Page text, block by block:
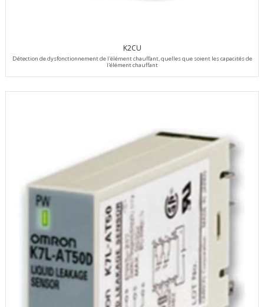
K2CU
Détection de dysfonctionnement de l'élément chauffant, quelles que soient les capacités de
l'élément chauffant